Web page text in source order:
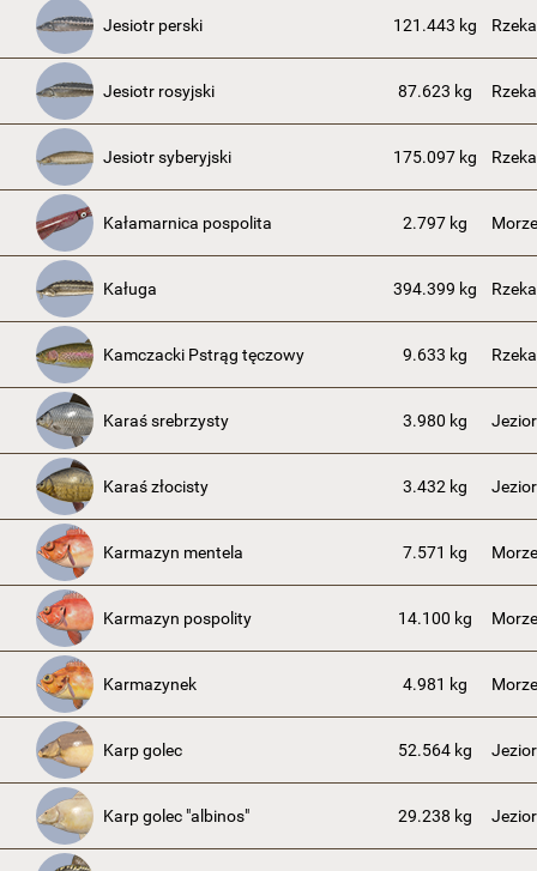
Jesiotr perski 121.443 kg
Jesiotr rosyjski 87.623 kg
Jesiotr syberyjski 175.097 kg
Kałamarnica pospolita 2.797 kg
Kaługa 394.399 kg
Kamczacki Pstrąg tęczowy 9.633 kg
Karaś srebrzysty 3.980 kg
Karaś złocisty 3.432 kg
Karmazyn mentela 7.571 kg
Karmazyn pospolity 14.100 kg
Karmazynek 4.981 kg
Karp golec 52.564 kg
Karp golec "albinos" 29.238 kg